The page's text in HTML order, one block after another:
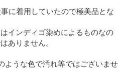
に着用していたので極美品とな
インディゴ染めによるものなの
ありません。
ような色で汚れ等ではございませ